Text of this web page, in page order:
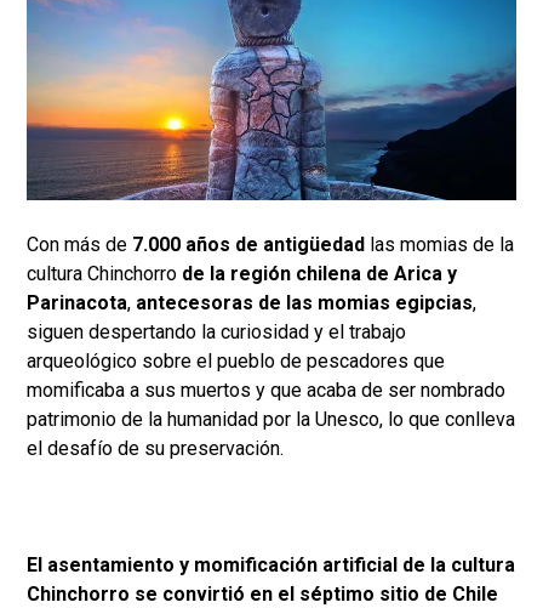
Con más de 7.000 años de antigüedad las momias de la
cultura Chinchorro de la región chilena de Arica y
Parinacota, antecesoras de las momias egipcias,
siguen despertando la curiosidad y el trabajo
arqueológico sobre el pueblo de pescadores que
momificaba a sus muertos y que acaba de ser nombrado
patrimonio de la humanidad por la Unesco, lo que conlleva
el desafío de su preservación.
El asentamiento y momificación artificial de la cultura
Chinchorro se convirtió en el séptimo sitio de Chile